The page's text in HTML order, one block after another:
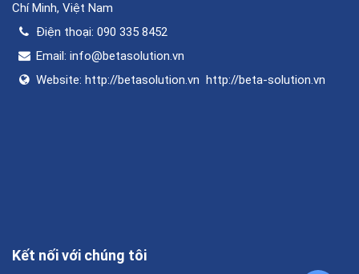
Chí Minh, Việt Nam
Điện thoại: 090 335 8452
Email: info@betasolution.vn
Website: http://betasolution.vn http://beta-solution.vn
Kết nối với chúng tôi